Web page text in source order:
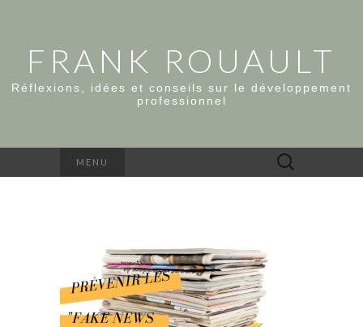
FRANK ROUAULT
Réflexions, idées et conseils sur le développement
professionnel
MENU Rechercher :